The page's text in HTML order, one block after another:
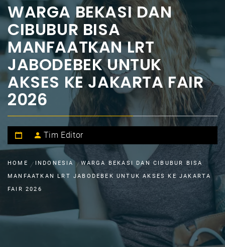
WARGA BEKASI DAN
CIBUBUR BISA
MANFAATKAN LRT
JABODEBEK UNTUK
AKSES KE JAKARTA FAIR
2026
Tim Editor
HOME INDONESIA
WARGA BEKASI DAN CIBUBUR BISA
MANFAATKAN LRT JABODEBEK UNTUK AKSES KE JAKARTA
FAIR 2026